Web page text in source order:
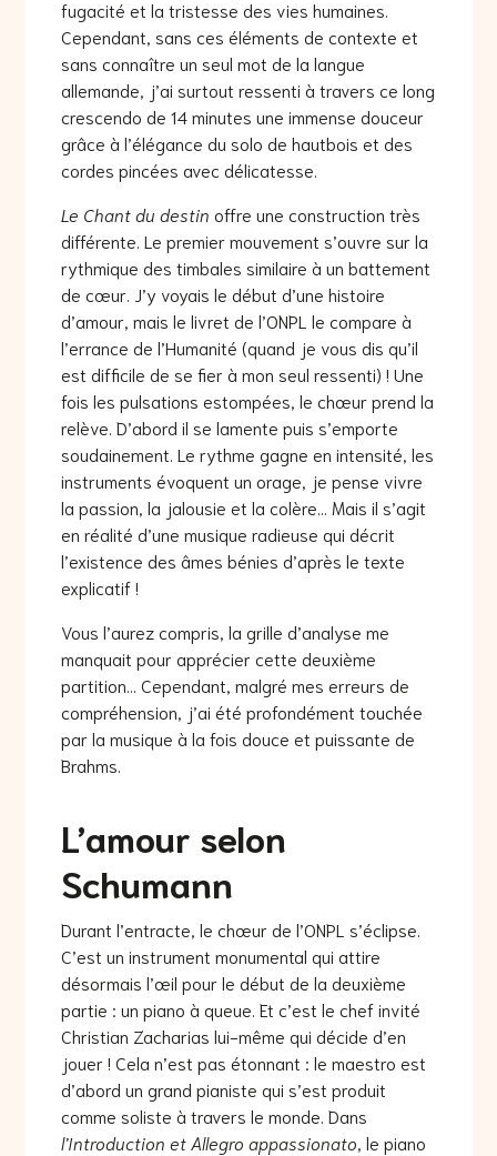
fugacité et la tristesse des vies humaines.
Cependant, sans ces éléments de contexte et
sans connaître un seul mot de la langue
allemande, j’ai surtout ressenti à travers ce long
crescendo de 14 minutes une immense douceur
grâce à l’élégance du solo de hautbois et des
cordes pincées avec délicatesse.
Le Chant du destin offre une construction très
différente. Le premier mouvement s’ouvre sur la
rythmique des timbales similaire à un battement
de cœur. J’y voyais le début d’une histoire
d’amour, mais le livret de l’ONPL le compare à
l’errance de l’Humanité (quand je vous dis qu’il
est difficile de se fier à mon seul ressenti) ! Une
fois les pulsations estompées, le chœur prend la
relève. D’abord il se lamente puis s’emporte
soudainement. Le rythme gagne en intensité, les
instruments évoquent un orage, je pense vivre
la passion, la jalousie et la colère… Mais il s’agit
en réalité d’une musique radieuse qui décrit
l’existence des âmes bénies d’après le texte
explicatif !
Vous l’aurez compris, la grille d’analyse me
manquait pour apprécier cette deuxième
partition… Cependant, malgré mes erreurs de
compréhension, j’ai été profondément touchée
par la musique à la fois douce et puissante de
Brahms.
L’amour selon
Schumann
Durant l’entracte, le chœur de l’ONPL s’éclipse.
C’est un instrument monumental qui attire
désormais l’œil pour le début de la deuxième
partie : un piano à queue. Et c’est le chef invité
Christian Zacharias lui-même qui décide d’en
jouer ! Cela n’est pas étonnant : le maestro est
d’abord un grand pianiste qui s’est produit
comme soliste à travers le monde. Dans
l’Introduction et Allegro appassionato , le piano